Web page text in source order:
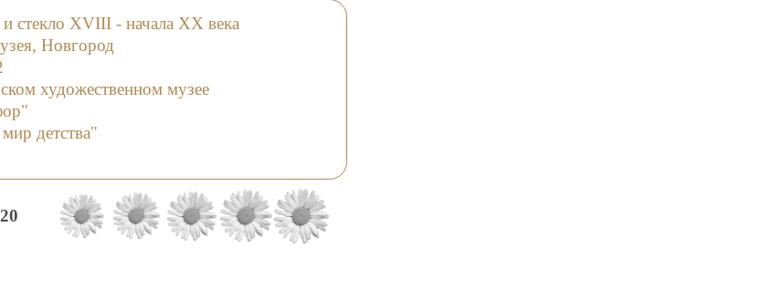
стекло XVIII - начала XX века
Новгород
художественном музее
детства"
20